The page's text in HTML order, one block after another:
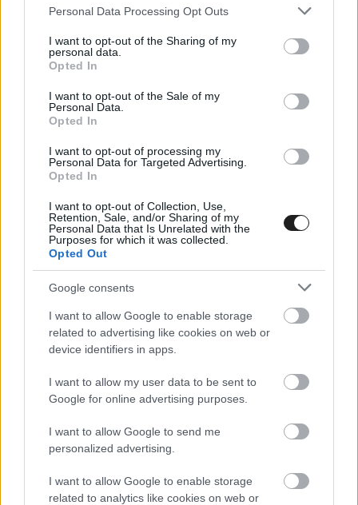
Please note that this website/app uses one or more Google
not limited to your visit or usage behaviour. You may click to
grant or deny consent to Google and its third-party tags to
use your data for below specified purposes in below Google
consent section.
Personal Data Processing Opt Outs
I want to opt-out of the Sharing of my
personal data.
Opted In
I want to opt-out of the Sale of my
Personal Data.
Opted In
I want to opt-out of processing my
Personal Data for Targeted Advertising.
Opted In
I want to opt-out of Collection, Use,
Retention, Sale, and/or Sharing of my
Personal Data that Is Unrelated with the
Purposes for which it was collected.
Opted Out
Google consents
I want to allow Google to enable storage
related to advertising like cookies on web or
device identifiers in apps.
I want to allow my user data to be sent to
Google for online advertising purposes.
I want to allow Google to send me
personalized advertising.
I want to allow Google to enable storage
related to analytics like cookies on web or
évét is
Ahhoz, hogy Lewis Hamilton 2026-ban sikeresebb legyen a
Ferrarival, ezen a két területen mindenképpen változtatnia
FORMA-1 / 2025. NOV. 16.
ezért utasította vissza a Ferrari
ajánlatát a világbajnok
Damon Hill nem kért a Ferrariból, miután a Williamsnél nem